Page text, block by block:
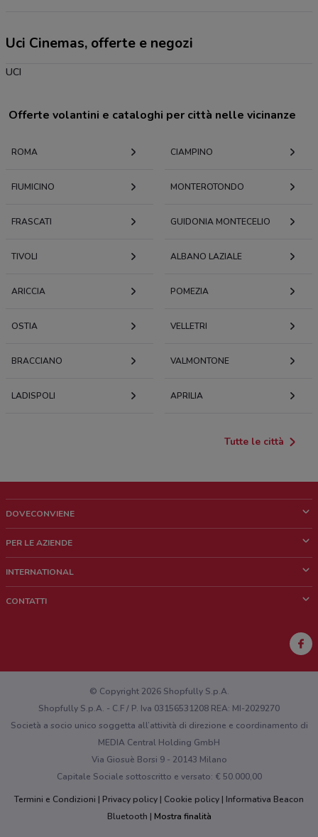
Uci Cinemas, offerte e negozi
UCI
Offerte volantini e cataloghi per città nelle vicinanze
ROMA CIAMPINO
FIUMICINO MONTEROTONDO
FRASCATI GUIDONIA MONTECELIO
TIVOLI ALBANO LAZIALE
ARICCIA POMEZIA
OSTIA VELLETRI
BRACCIANO VALMONTONE
LADISPOLI APRILIA
Tutte le città
DOVECONVIENE
Chi siamo
Lavora con noi
PER LE AZIENDE
Richieste commerciali e marketing
INTERNATIONAL
CONTATTI
Hai un malfunzionamento sul web o sull'app?
© Copyright 2026 Shopfully S.p.A.
Shopfully S.p.A. - C.F / P. Iva 03156531208 REA: MI-2029270
Società a socio unico soggetta all’attività di direzione e coordinamento di
MEDIA Central Holding GmbH
Via Giosuè Borsi 9 - 20143 Milano
Capitale Sociale sottoscritto e versato: € 50.000,00
Termini e Condizioni
Privacy policy Cookie policy
Informativa Beacon
Bluetooth
Mostra finalità